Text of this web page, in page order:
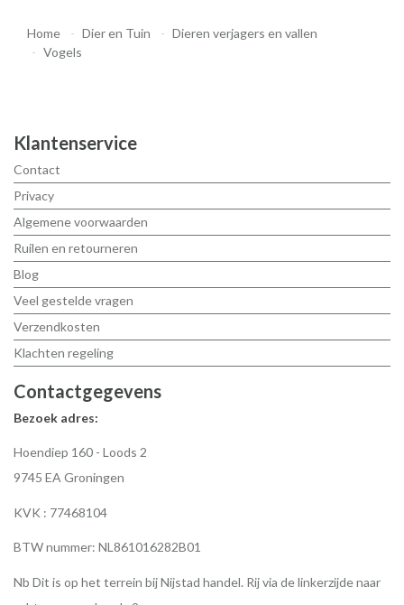
Home Dier en Tuin
Dieren verjagers en vallen
Vogels
Klantenservice
Contact
Privacy
Algemene voorwaarden
Ruilen en retourneren
Blog
Veel gestelde vragen
Verzendkosten
Klachten regeling
Contactgegevens
Bezoek adres:
Hoendiep 160 - Loods 2
9745 EA Groningen
KVK : 77468104
BTW nummer: NL861016282B01
Nb Dit is op het terrein bij Nijstad handel. Rij via de linkerzijde naar